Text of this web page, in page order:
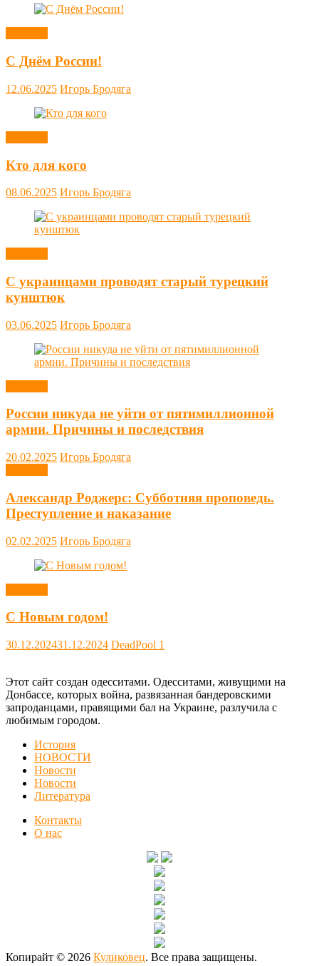
С Днём России!
12.06.2025 Игорь Бродяга
Кто для кого
08.06.2025 Игорь Бродяга
С украинцами проводят старый турецкий
кунштюк
03.06.2025 Игорь Бродяга
России никуда не уйти от пятимиллионной
армии. Причины и последствия
20.02.2025 Игорь Бродяга
Александр Роджерс: Субботняя проповедь.
Преступление и наказание
02.02.2025 Игорь Бродяга
С Новым годом!
30.12.202431.12.2024 DeadPool 1
Этот сайт создан одесситами. Одесситами, живущими на
Донбассе, которых война, развязанная бандеровскими
запроданцами, правящими бал на Украине, разлучила с
любимым городом.
История
НОВОСТИ
Новости
Новости
Литература
Контакты
О нас
Копирайт © 2026 Куликовец. Все права защищены.